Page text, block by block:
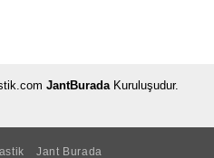
JantBuradaKuruluşudur.
Jant Burada